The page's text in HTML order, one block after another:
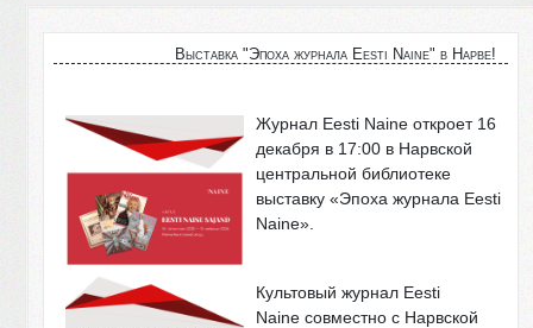
Выставка "Эпоха журнала Eesti Naine" в Нарве!
Журнал Eesti Naineоткроет 16
декабря в 17:00 в Нарвской
центральной библиотеке
выставку «Эпоха журнала Eesti
Naine».
Культовый журнал Eesti
Naineсовместно с Нарвской